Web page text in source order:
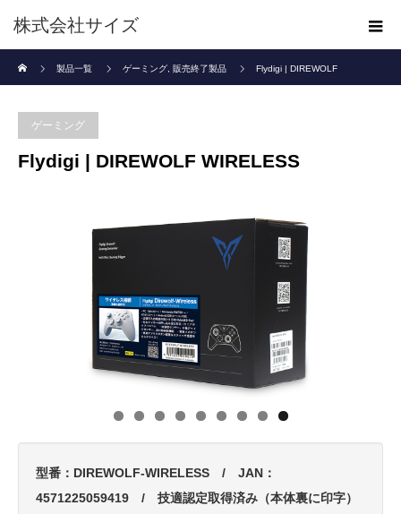
株式会社サイズ
製品一覧
ゲーミング 販売終了製品 Flydigi | DIREWOLF
ゲーミング
Flydigi | DIREWOLF WIRELESS
型番：DIREWOLF-WIRELESS / JAN：
4571225059419 / 技適認定取得済み（本体裏に印字）